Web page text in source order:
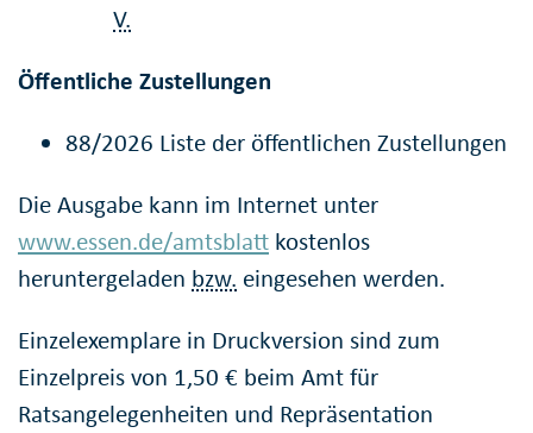
V.
Öffentliche Zustellungen
88/2026 Liste der öffentlichen Zustellungen
Die Ausgabe kann im Internet unter
www.essen.de/amtsblatt kostenlos
heruntergeladen bzw. eingesehen werden.
Einzelexemplare in Druckversion sind zum
Einzelpreis von 1,50 € beim Amt für
Ratsangelegenheiten und Repräsentation